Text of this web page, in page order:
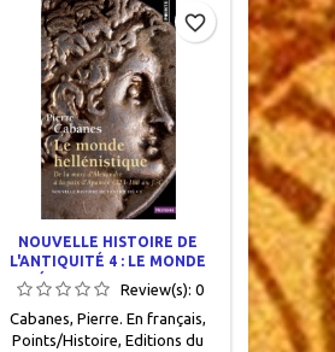
NOUVELLE HISTOIRE DE
L'ANTIQUITÉ 4 : LE MONDE
HELLÉNISTIQUE DE LA MORT
D'ALEXANDRE À LA PAIX
D'APAMÉE (323-188)
Review(s): 0
Cabanes, Pierre. En français,
Points/Histoire, Editions du
favorite_border